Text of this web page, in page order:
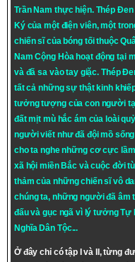
Trần Nam thực hiện. Thép Đen
Ký của một điện viên, một
chiến sĩ của bóng tối thuộc
Nam Cộng Hòa hoạt động tại
và đã sa vào tay giặc. Thép
tất cả những sự thật kinh
tưởng tượng của con người
đất mịt mù hắc ám của loài
người viết như đã đội mồ
cho ta nghe những cơ cực
xã hội miền Bắc và cuộc đời
thảm của những chiến sĩ vô
chúng ta, những người đã âm
đấu và gục ngã vì lý tưởngTự
Nghĩa Dân Tộc...
Ở đây chỉ có tập I và II, từng